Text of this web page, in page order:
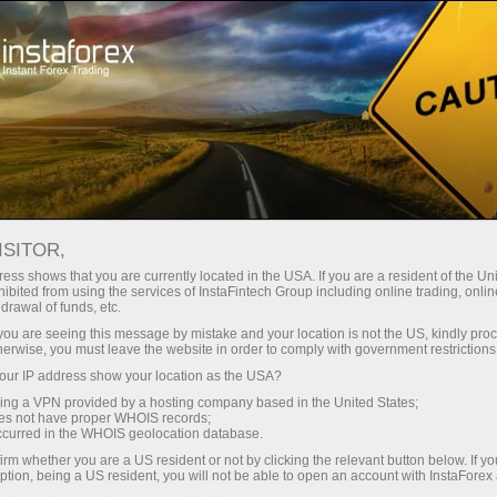
Con InstaForex obtiene acceso a
competitivas: apalancamiento de
hasta 1:5000, unos de los mejores
spreads y comisiones del
mercado, así como condiciones
atractivas para operar con
acciones e índices.
Spreads mínimos
Bono del 30%
en cada depósito
Velocidad
en el trading y en la pista
shows that you are currently located in the USA. If you are a resident of the
from using the services of InstaFintech Group including online trading,
of funds, etc.
are seeing this message by mistake and your location is not the US, kindly
you must leave the website in order to comply with government
IP address show your location as the USA?
a VPN provided by a hosting company based in the United States;
not have proper WHOIS records;
in the WHOIS geolocation database.
whether you are a US resident or not by clicking the relevant button below. If
being a US resident, you will not be able to open an account with InstaForex